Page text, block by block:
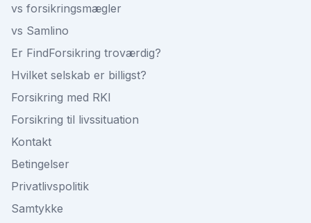
vs forsikringsmægler
vs Samlino
Er FindForsikring troværdig?
Hvilket selskab er billigst?
Forsikring med RKI
Forsikring til livssituation
Kontakt
Betingelser
Privatlivspolitik
Samtykke